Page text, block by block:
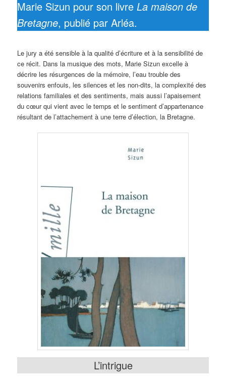
Marie Sizun pour son livreLa maison de
Bretagne, publié par Arléa.
Le jury a été sensible à la qualité d’écriture et à la sensibilité de
ce récit. Dans la musique des mots, Marie Sizun excelle à
décrire les résurgences de la mémoire, l’eau trouble des
souvenirs enfouis, les silences et les non-dits, la complexité des
relations familiales et des sentiments, mais aussi l’apaisement
du cœur qui vient avec le temps et le sentiment d’appartenance
résultant de l’attachement à une terre d’élection, la Bretagne.
L’intrigue